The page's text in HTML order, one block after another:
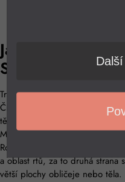
Jak na masáž
Sha?
Tradice masážního rolleru a
Číně, kdy si místní lékaři
těchto drahokamů. Masáž
Masírujte si obličej jednou až
Roller má dva velikostní
a oblast rtů, za to druhá strana
větší plochy obličeje nebo těla.